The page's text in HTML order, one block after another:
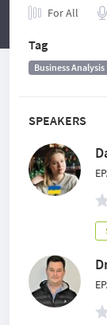
SPEAKERS
For All
Tag
Business Analysis